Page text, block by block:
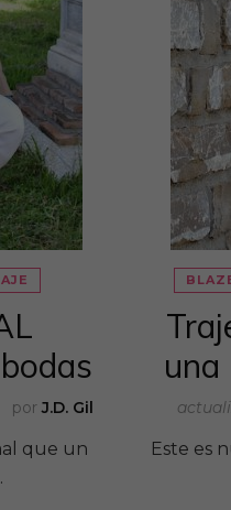
porJ.D. Gil
que un
una
Este es